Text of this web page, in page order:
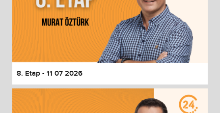
8. Etap - 11 07 2026